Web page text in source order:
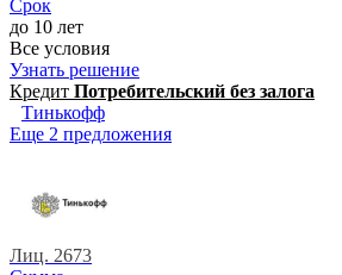
Срок
до 10 лет
Все условия
Узнать решение
Кредит Потребительский без залога
Тинькофф
Еще 2 предложения
Лиц. 2673